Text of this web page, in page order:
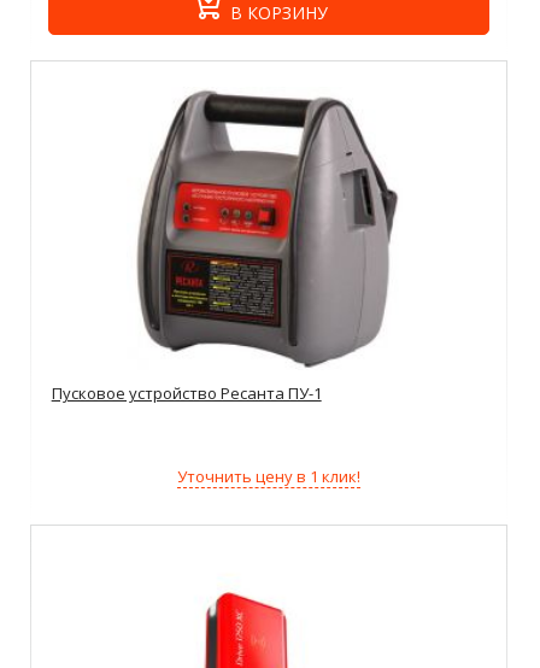
В КОРЗИНУ
Пусковое устройство Ресанта ПУ-1
Уточнить цену в 1 клик!